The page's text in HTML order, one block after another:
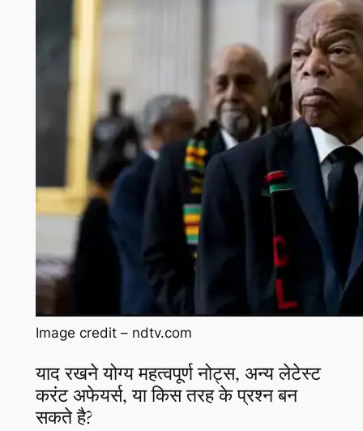
Image credit – ndtv.com
याद रखने योग्य महत्वपूर्ण नोट्स, अन्य लेटेस्ट
करंट अफेयर्स, या किस तरह के प्रश्न बन
सकते है?